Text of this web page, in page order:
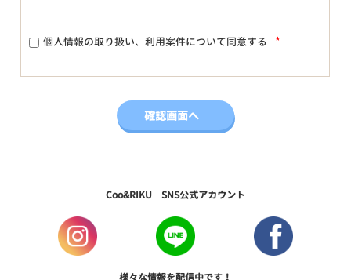
個人情報の取り扱い、利用案件について同意する *
Coo&RIKU SNS公式アカウント
様々な情報を配信中です！